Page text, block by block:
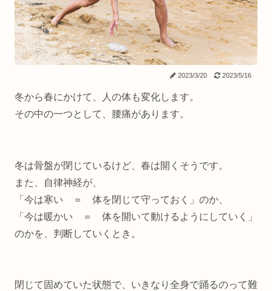
2023/3/20 2023/5/16
冬から春にかけて、人の体も変化します。
その中の一つとして、腰痛があります。
冬は骨盤が閉じているけど、春は開くそうです。
また、自律神経が、
「今は寒い ＝ 体を閉じて守っておく」のか、
「今は暖かい ＝ 体を開いて動けるようにしていく」
のかを、判断していくとき。
閉じて固めていた状態で、いきなり全身で踊るのって難